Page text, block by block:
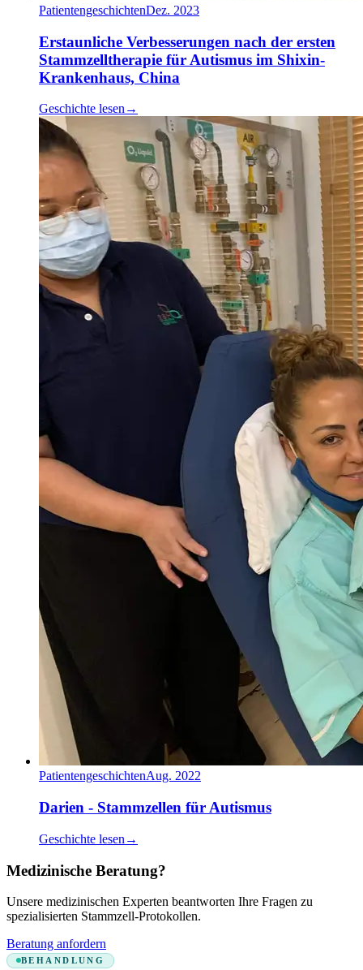
PatientengeschichtenDez. 2023
Erstaunliche Verbesserungen nach der ersten
Stammzelltherapie für Autismus im Shixin-
Krankenhaus, China
Geschichte lesen →
PatientengeschichtenAug. 2022
Darien - Stammzellen für Autismus
Geschichte lesen →
Medizinische Beratung?
Unsere medizinischen Experten beantworten Ihre Fragen zu
spezialisierten Stammzell-Protokollen.
Beratung anfordern
BEHANDLUNG